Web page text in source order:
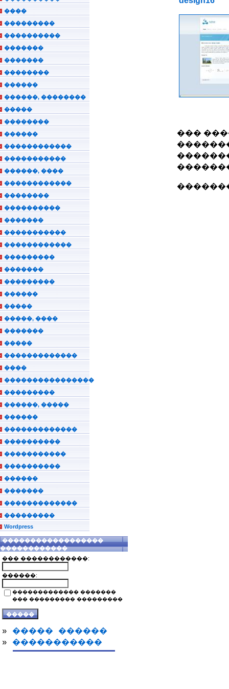
����
���������
����������
�������
�������
��������
������
������, ��������
�����
��������
������
������������
�����������
������, ����
������������
��������
����������
�������
�����������
������������
���������
�������
���������
������
�����
�����, ����
�������
�����
�������������
����
����������������
���������
������, �����
������
�������������
����������
�����������
����������
������
�������
�������������
���������
Wordpress
������������������
������������
��� ������������:
������:
������������� �������
��� ��������� ���������
» ����� ������
» �����������
���